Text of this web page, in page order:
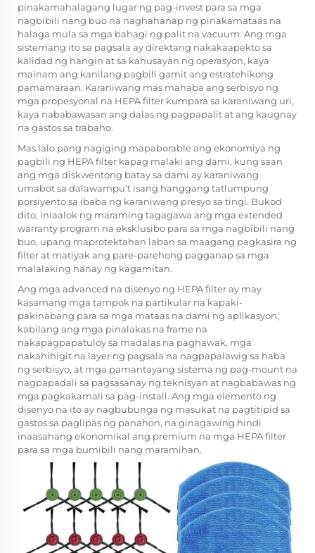
pinakamahalagang lugar ng pag-invest para sa mga
nagbibili nang buo na naghahanap ng pinakamataas na
halaga mula sa mga bahagi ng palit na vacuum. Ang mga
sistemang ito sa pagsala ay direktang nakakaapekto sa
kalidad ng hangin at sa kahusayan ng operasyon, kaya
mainam ang kanilang pagbili gamit ang estratehikong
pamamaraan. Karaniwang mas mahaba ang serbisyo ng
mga propesyonal na HEPA filter kumpara sa karaniwang uri,
kaya nababawasan ang dalas ng pagpapalit at ang kaugnay
na gastos sa trabaho.
Mas lalo pang nagiging mapaborable ang ekonomiya ng
pagbili ng HEPA filter kapag malaki ang dami, kung saan
ang mga diskwentong batay sa dami ay karaniwang
umabot sa dalawampu't isang hanggang tatlumpung
porsiyento sa ibaba ng karaniwang presyo sa tingi. Bukod
dito, iniaalok ng maraming tagagawa ang mga extended
warranty program na eksklusibo para sa mga nagbibili nang
buo, upang maprotektahan laban sa maagang pagkasira ng
filter at matiyak ang pare-parehong pagganap sa mga
malalaking hanay ng kagamitan.
Ang mga advanced na disenyo ng HEPA filter ay may
kasamang mga tampok na partikular na kapaki-
pakinabang para sa mga mataas na dami ng aplikasyon,
kabilang ang mga pinalakas na frame na
nakapagpapatuloy sa madalas na paghawak, mga
nakahihigit na layer ng pagsala na nagpapalawig sa haba
ng serbisyo, at mga pamantayang sistema ng pag-mount na
nagpapadali sa pagsasanay ng teknisyan at nagbabawas ng
mga pagkakamali sa pag-install. Ang mga elemento ng
disenyo na ito ay nagbubunga ng masukat na pagtitipid sa
gastos sa paglipas ng panahon, na ginagawing hindi
inaasahang ekonomikal ang premium na mga HEPA filter
para sa mga bumibili nang maramihan.